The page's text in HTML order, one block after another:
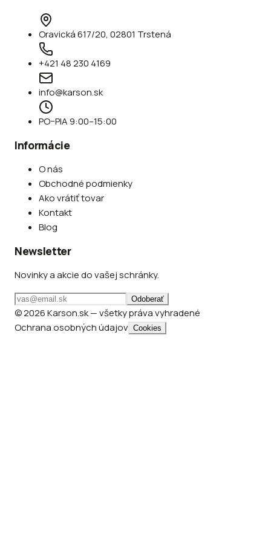
Oravická 617/20, 02801 Trstená
+421 48 230 4169
info@karson.sk
PO–PIA 9:00–15:00
Informácie
O nás
Obchodné podmienky
Ako vrátiť tovar
Kontakt
Blog
Newsletter
Novinky a akcie do vašej schránky.
Odoberať
© 2026 Karson.sk — všetky práva vyhradené
Ochrana osobných údajov Cookies